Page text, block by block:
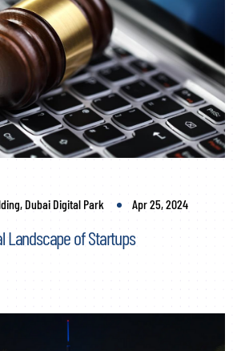
Dubai Digital Park Apr 25, 2024
Landscape of Startups